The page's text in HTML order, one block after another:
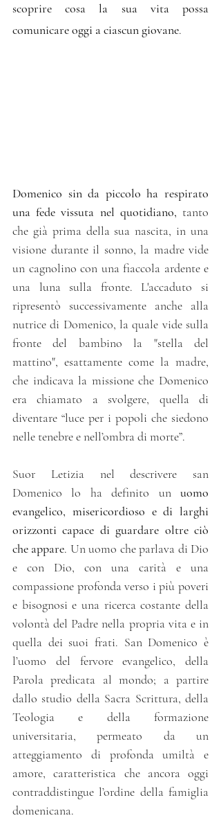
scoprire cosa la sua vita possa
comunicare oggi a ciascun giovane.
Domenico sin da piccolo ha respirato
una fede vissuta nel quotidiano, tanto
che già prima della sua nascita, in una
visione durante il sonno, la madre vide
un cagnolino con una fiaccola ardente e
una luna sulla fronte. L'accaduto si
ripresentò successivamente anche alla
nutrice di Domenico, la quale vide sulla
fronte del bambino la "stella del
mattino", esattamente come la madre,
che indicava la missione che Domenico
era chiamato a svolgere, quella di
diventare “luce per i popoli che siedono
nelle tenebre e nell’ombra di morte”.
Suor Letizia nel descrivere san
Domenico lo ha definito un uomo
evangelico, misericordioso e di larghi
orizzonti capace di guardare oltre ciò
che appare. Un uomo che parlava di Dio
e con Dio, con una carità e una
compassione profonda verso i più poveri
e bisognosi e una ricerca costante della
volontà del Padre nella propria vita e in
quella dei suoi frati. San Domenico è
l’uomo del fervore evangelico, della
Parola predicata al mondo; a partire
dallo studio della Sacra Scrittura, della
Teologia e della formazione
universitaria, permeato da un
atteggiamento di profonda umiltà e
amore, caratteristica che ancora oggi
contraddistingue l’ordine della famiglia
domenicana.